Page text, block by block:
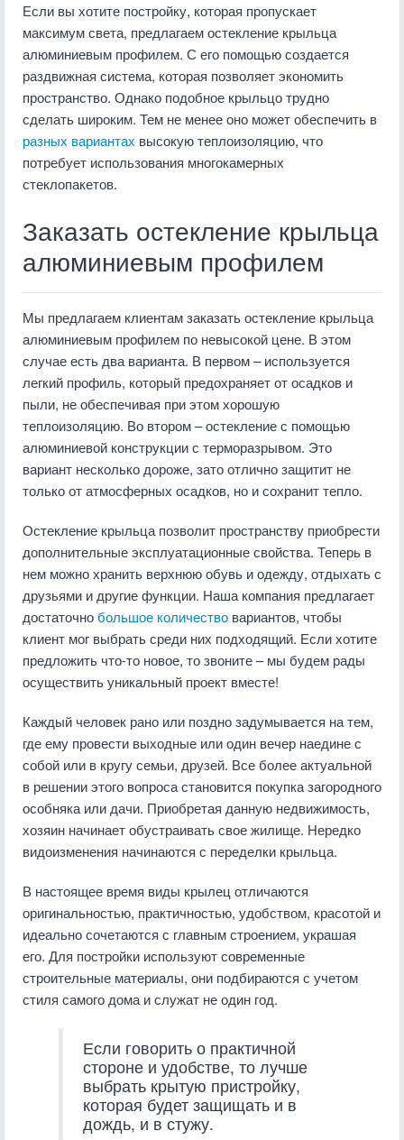
Если вы хотите постройку, которая пропускает
максимум света, предлагаем остекление крыльца
алюминиевым профилем. С его помощью создается
раздвижная система, которая позволяет экономить
пространство. Однако подобное крыльцо трудно
сделать широким. Тем не менее оно может обеспечить в
разных вариантах высокую теплоизоляцию, что
потребует использования многокамерных
стеклопакетов.
Заказать остекление крыльца
алюминиевым профилем
Мы предлагаем клиентам заказать остекление крыльца
алюминиевым профилем по невысокой цене. В этом
случае есть два варианта. В первом – используется
легкий профиль, который предохраняет от осадков и
пыли, не обеспечивая при этом хорошую
теплоизоляцию. Во втором – остекление с помощью
алюминиевой конструкции с терморазрывом. Это
вариант несколько дороже, зато отлично защитит не
только от атмосферных осадков, но и сохранит тепло.
Остекление крыльца позволит пространству приобрести
дополнительные эксплуатационные свойства. Теперь в
нем можно хранить верхнюю обувь и одежду, отдыхать с
друзьями и другие функции. Наша компания предлагает
достаточнобольшое количество вариантов, чтобы
клиент мог выбрать среди них подходящий. Если хотите
предложить что-то новое, то звоните – мы будем рады
осуществить уникальный проект вместе!
Каждый человек рано или поздно задумывается на тем,
где ему провести выходные или один вечер наедине с
собой или в кругу семьи, друзей. Все более актуальной
в решении этого вопроса становится покупка загородного
особняка или дачи. Приобретая данную недвижимость,
хозяин начинает обустраивать свое жилище. Нередко
видоизменения начинаются с переделки крыльца.
В настоящее время виды крылец отличаются
оригинальностью, практичностью, удобством, красотой и
идеально сочетаются с главным строением, украшая
его. Для постройки используют современные
строительные материалы, они подбираются с учетом
стиля самого дома и служат не один год.
Если говорить о практичной
стороне и удобстве, то лучше
выбрать крытую пристройку,
которая будет защищать и в
дождь, и в стужу.